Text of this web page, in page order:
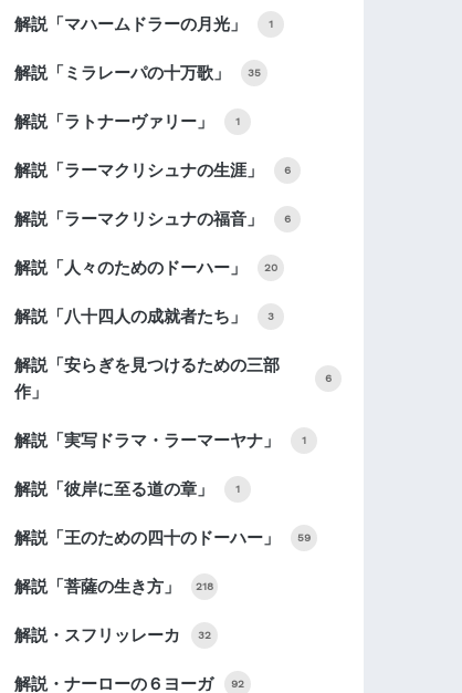
解説「マハームドラーの月光」 1
解説「ミラレーパの十万歌」 35
解説「ラトナーヴァリー」 1
解説「ラーマクリシュナの生涯」 6
解説「ラーマクリシュナの福音」 6
解説「人々のためのドーハー」 20
解説「八十四人の成就者たち」 3
解説「安らぎを見つけるための三部
作」
6
解説「実写ドラマ・ラーマーヤナ」 1
解説「彼岸に至る道の章」 1
解説「王のための四十のドーハー」 59
解説「菩薩の生き方」 218
解説・スフリッレーカ 32
解説・ナーローの６ヨーガ 92